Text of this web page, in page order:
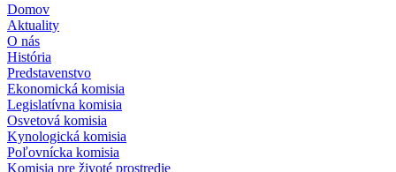
Domov
Aktuality
O nás
História
Predstavenstvo
Ekonomická komisia
Legislatívna komisia
Osvetová komisia
Kynologická komisia
Poľovnícka komisia
Komisia pre životé prostredie